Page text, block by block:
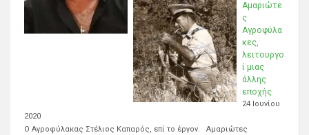
Αμαριώτε
ς
Αγροφύλα
κες,
λειτουργο
ί μιας
άλλης
εποχής
24 Ιουνίου
2020
Ο Αγροφύλακας Στέλιος Καπαρός, επί το έργον. Αμαριώτες